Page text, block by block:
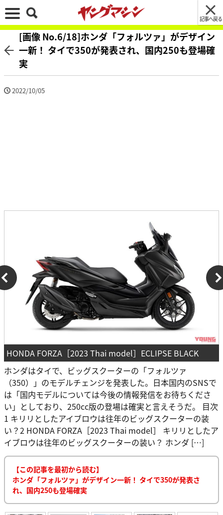
記事へ戻る
[画像 No.6/18]ホンダ「フォルツァ」がデザイン
一新！ タイで350が発表され、国内250も登場確
実
2022/10/05
HONDA FORZA［2023 Thai model］ECLIPSE BLACK
ホンダはタイで、ビッグスクーターの「フォルツァ
（350）」のモデルチェンジを発表した。日本国内のSNSで
は「国内モデルについては今後の情報発信をお待ちくださ
い」としており、250cc版の登場は確実と言えそうだ。 目次
1 キリリとしたアイブロウは往年のビッグスクーターの装
い？2 HONDA FORZA［2023 Thai model］ キリリとしたア
イブロウは往年のビッグスクーターの装い？ ホンダ […]
【この記事を最初から読む】
ホンダ「フォルツァ」がデザイン一新！ タイで350が発表さ
れ、国内250も登場確実